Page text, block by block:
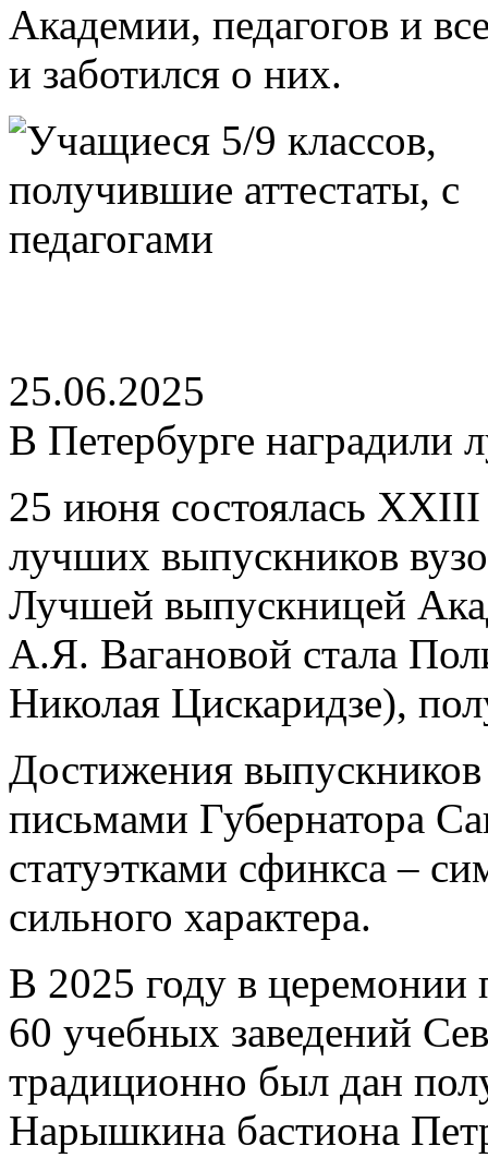
Академии, педагогов и
и заботился о них.
25.06.2025
В Петербурге наградили
25 июня состоялась
лучших выпускников
Лучшей выпускницей
А.Я. Вагановой стала
Николая Цискаридзе),
Достижения
письмами Губернатора
статуэтками сфинкса –
сильного характера.
В 2025 году в церемонии
60 учебных заведений
традиционно был дан
Нарышкина бастиона